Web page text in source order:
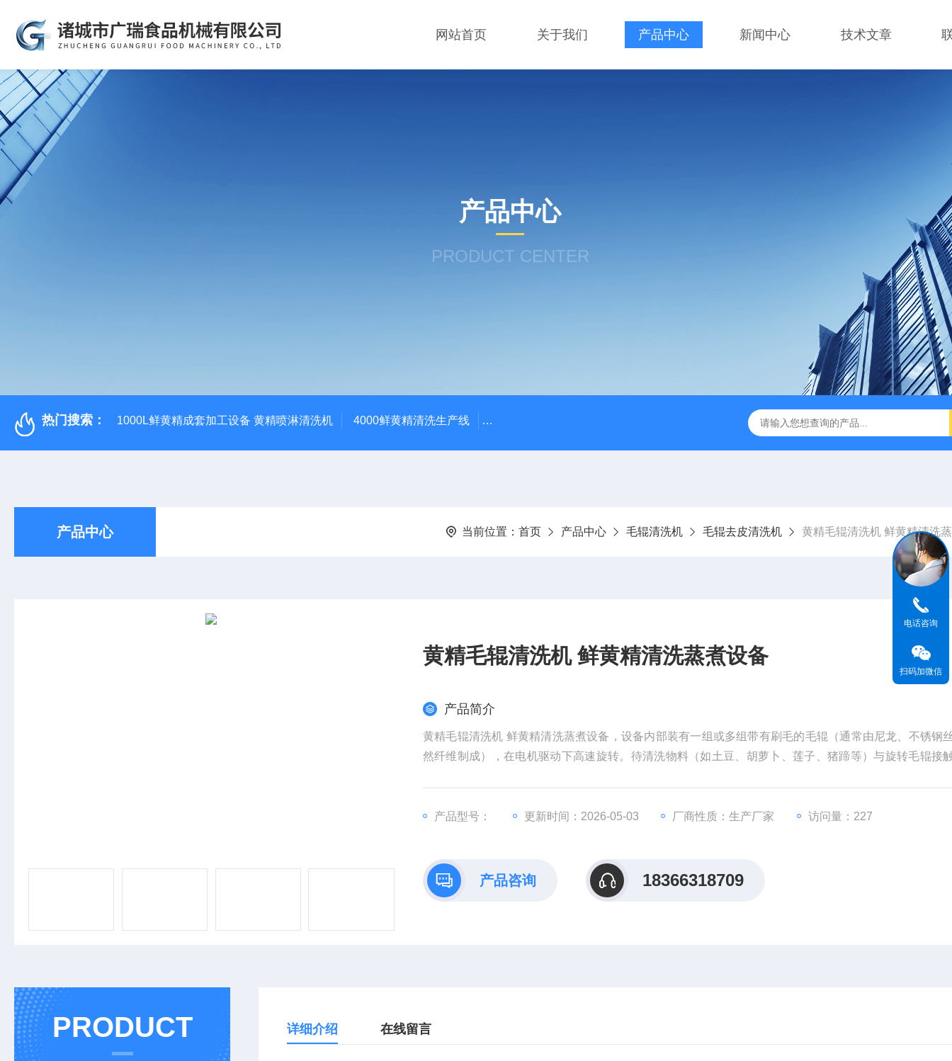
网站首页 关于我们 产品中心 新闻中心 技术文章
产品中心
PRODUCT CENTER
热门搜索： 1000L鲜黄精成套加工设备 黄精喷淋清洗机 4000鲜黄精清洗生产线 520红薯干拉伸膜包装机 地瓜清洗包装流水线 320宽粉拉伸膜真空包装机
产品中心 当前位置： 首页 产品中心 毛辊清洗机 毛辊去皮清洗机 黄精毛辊清洗机 鲜黄精清洗
黄精毛辊清洗机 鲜黄精清洗蒸煮设备
产品简介
黄精毛辊清洗机 鲜黄精清洗蒸煮设备，设备内部装有一组或多组带有刷毛的毛辊（通常由尼龙、不锈钢
然纤维制成），在电机驱动下高速旋转。待清洗物料（如土豆、胡萝卜、莲子、猪蹄等）与旋转毛辊接
产品型号： 更新时间：2026-05-03 厂商性质：生产厂家 访问量：227
产品咨询 18366318709
PRODUCT 详细介绍 在线留言
电话咨询
扫码加微信